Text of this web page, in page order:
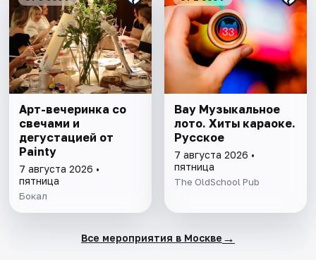
Арт-вечеринка со
свечами и
дегустацией от
Painty
7 августа 2026 •
пятница
Бокал
Вау Музыкальное
лото. Хиты караоке.
Русское
7 августа 2026 •
пятница
The OldSchool Pub
Все мероприятия в Москве →